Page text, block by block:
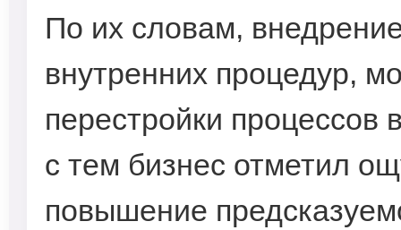
По их словам,
внутренних процедур,
перестройки процессов
с тем бизнес отметил
повышение